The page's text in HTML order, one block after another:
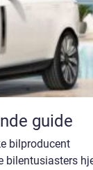
guide
bilproducent
bilentusiasters